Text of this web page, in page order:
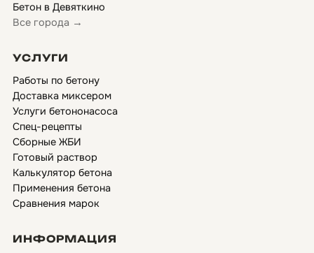
Бетон в Девяткино
Все города →
УСЛУГИ
Работы по бетону
Доставка миксером
Услуги бетононасоса
Спец-рецепты
Сборные ЖБИ
Готовый раствор
Калькулятор бетона
Применения бетона
Сравнения марок
ИНФОРМАЦИЯ